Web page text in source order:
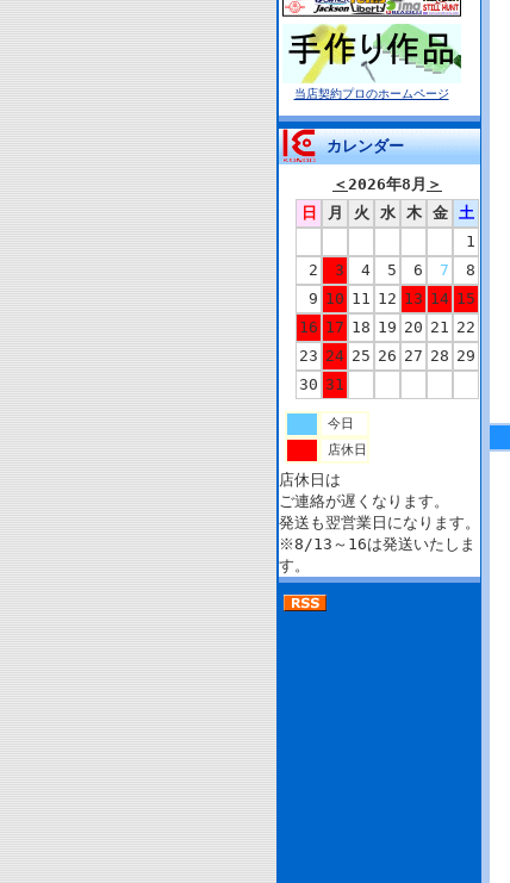
当店契約プロのホームページ
カレンダー
＜2026年8月 ＞
日
月 火 水 木 金
土
1
2
3 4 5 6 7
8
9 10 11 12 13 14 15
16 17 18 19 20 21 22
23 24 25 26 27 28 29
30 31
今日
店休日
店休日は
ご連絡が遅くなります。
発送も翌営業日になります。
※8/13～16は発送いたしま
す。